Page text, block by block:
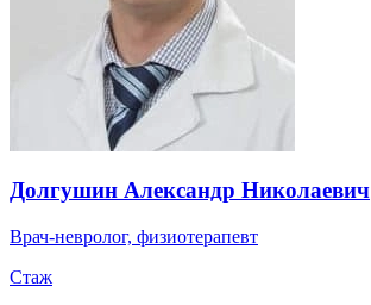
Долгушин Александр Николаевич
Врач-невролог, физиотерапевт
Стаж